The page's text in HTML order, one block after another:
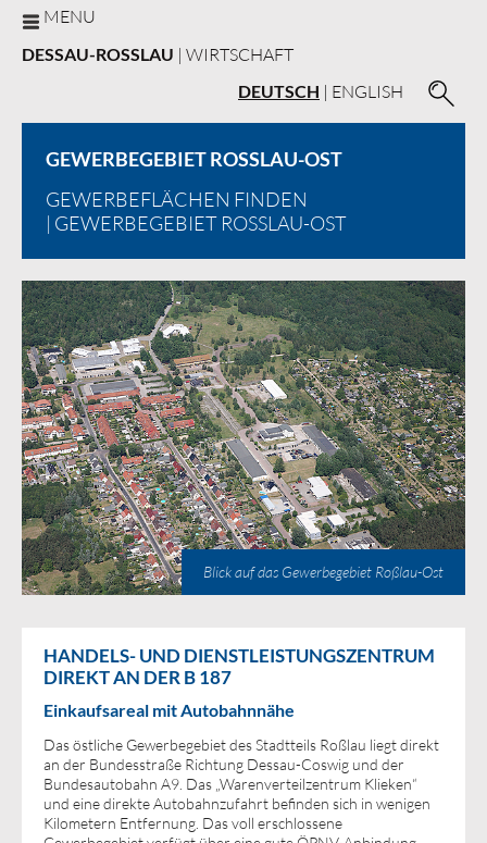
MENU
DESSAU-ROSSLAU | WIRTSCHAFT
DEUTSCH | ENGLISH
GEWERBEGEBIET ROSSLAU-OST
GEWERBEFLÄCHEN FINDEN
| GEWERBEGEBIET ROSSLAU-OST
Blick auf das Gewerbegebiet Roßlau-Ost
HANDELS- UND DIENSTLEISTUNGSZENTRUM
DIREKT AN DER B 187
Einkaufsareal mit Autobahnnähe
Das östliche Gewerbegebiet des Stadtteils Roßlau liegt direkt
an der Bundesstraße Richtung Dessau-Coswig und der
Bundesautobahn A9. Das „Warenverteilzentrum Klieken“
und eine direkte Autobahnzufahrt befinden sich in wenigen
Kilometern Entfernung. Das voll erschlossene